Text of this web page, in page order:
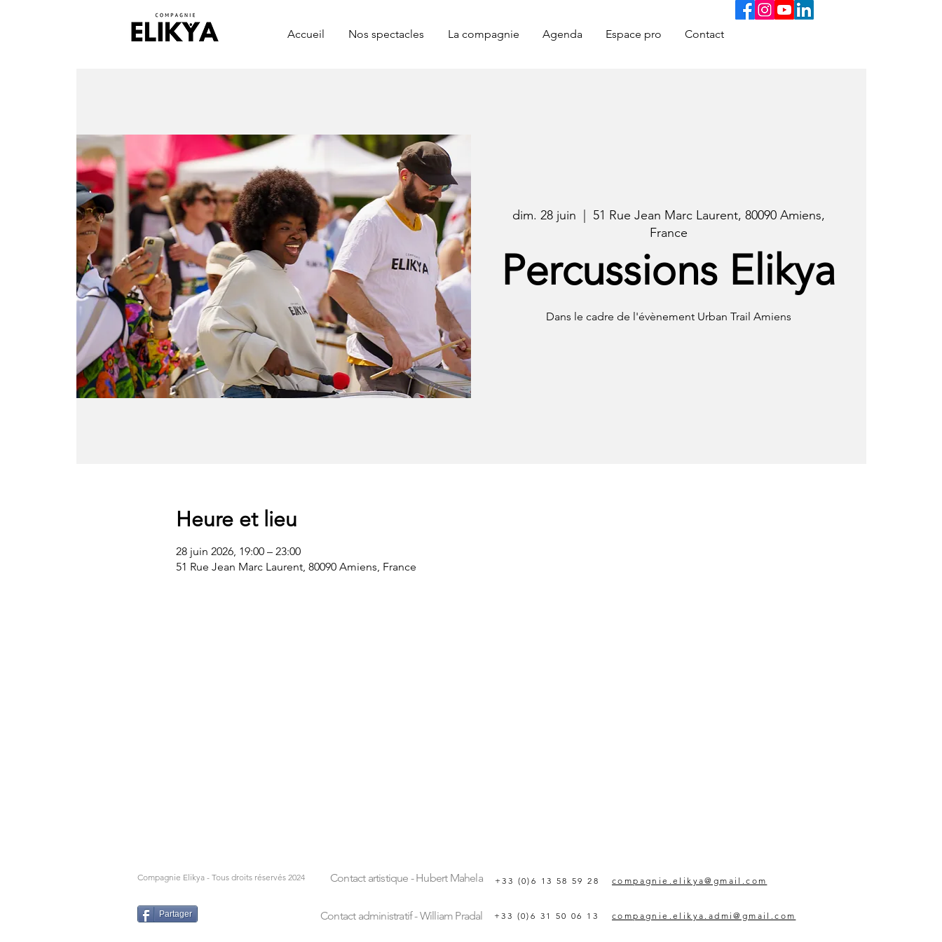
Accueil Nos spectacles La compagnie Agenda Espace pro Contact
dim. 28 juin
51 Rue Jean Marc Laurent, 80090 Amiens,
France
Percussions Elikya
Dans le cadre de l'évènement Urban Trail Amiens
Heure et lieu
28 juin 2026, 19:00 – 23:00
51 Rue Jean Marc Laurent, 80090 Amiens, France
Compagnie Elikya - Tous droits réservés 2024
Partager
Contact artistique - Hubert Mahela +33 (0)6 13 58 59 28 compagnie.elikya@gmail.com
Contact administratif - William Pradal +33 (0)6 31 50 06 13 compagnie.elikya.admi@gmail.com